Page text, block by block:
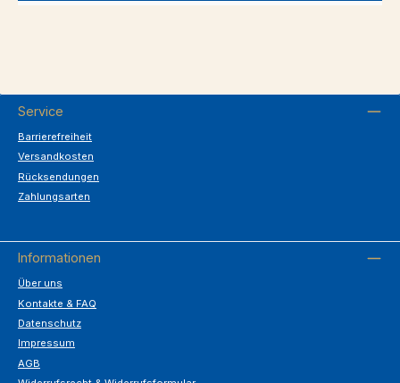
Service
Barrierefreiheit
Versandkosten
Rücksendungen
Zahlungsarten
Informationen
Über uns
Kontakte & FAQ
Datenschutz
Impressum
AGB